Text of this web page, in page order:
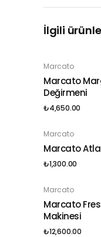
İlgili
SEPETE
Marcato
Marcato
Değirmeni
₺4,650.00
SEPETE
Marcato
Marcato
₺1,300.00
SEPETE
Marcato
Marcato
Makinesi
₺12,600.00